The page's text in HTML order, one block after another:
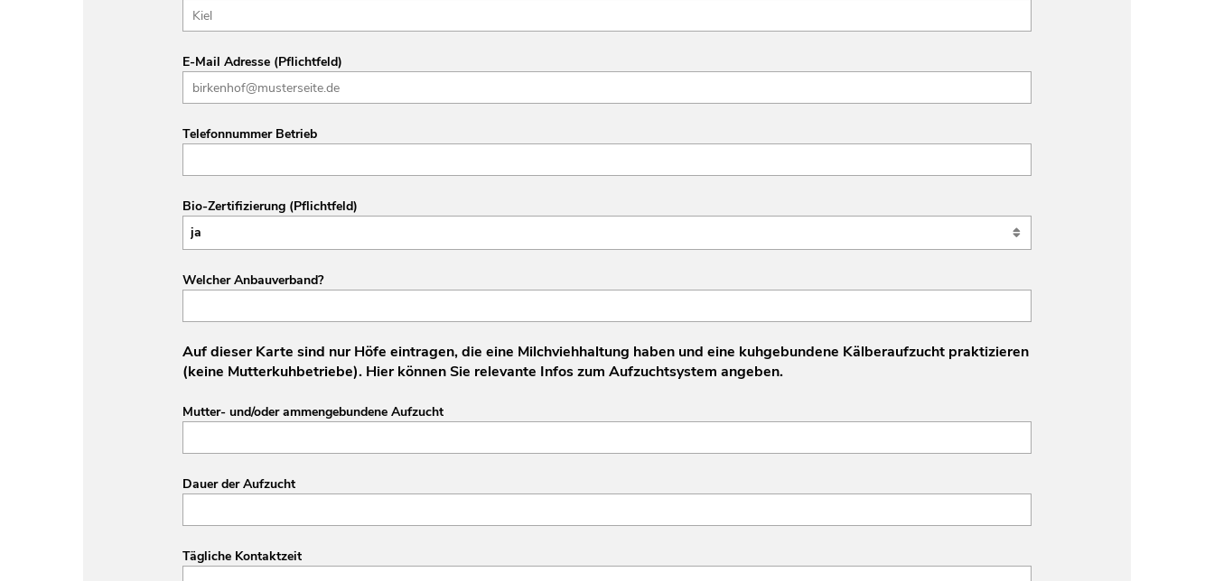
E-Mail Adresse (Pflichtfeld)
Telefonnummer Betrieb
Bio-Zertifizierung (Pflichtfeld)
Welcher Anbauverband?
Auf dieser Karte sind nur Höfe eintragen, die eine Milchviehhaltung haben und eine kuhgebundene Kälberaufzucht praktizieren
(keine Mutterkuhbetriebe). Hier können Sie relevante Infos zum Aufzuchtsystem angeben.
Mutter- und/oder ammengebundene Aufzucht
Dauer der Aufzucht
Tägliche Kontaktzeit